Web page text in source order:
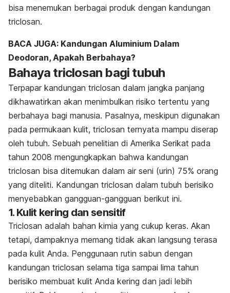
bisa menemukan berbagai produk dengan kandungan
triclosan.
BACA JUGA: Kandungan Aluminium Dalam
Deodoran, Apakah Berbahaya?
Bahaya triclosan bagi tubuh
Terpapar kandungan triclosan dalam jangka panjang
dikhawatirkan akan menimbulkan risiko tertentu yang
berbahaya bagi manusia. Pasalnya, meskipun digunakan
pada permukaan kulit, triclosan ternyata mampu diserap
oleh tubuh. Sebuah penelitian di Amerika Serikat pada
tahun 2008 mengungkapkan bahwa kandungan
triclosan bisa ditemukan dalam air seni (urin) 75% orang
yang diteliti. Kandungan triclosan dalam tubuh berisiko
menyebabkan gangguan-gangguan berikut ini.
1. Kulit kering dan sensitif
Triclosan adalah bahan kimia yang cukup keras. Akan
tetapi, dampaknya memang tidak akan langsung terasa
pada kulit Anda. Penggunaan rutin sabun dengan
kandungan triclosan selama tiga sampai lima tahun
berisiko membuat kulit Anda kering dan jadi lebih